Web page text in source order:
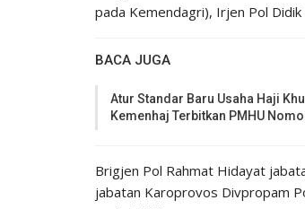
pada Kemendagri), Irjen Pol
BACA JUGA
Atur Standar Baru Usaha Haji
Kemenhaj Terbitkan PMHU
Brigjen Pol Rahmat Hidayat
jabatan Karoprovos Divpropam